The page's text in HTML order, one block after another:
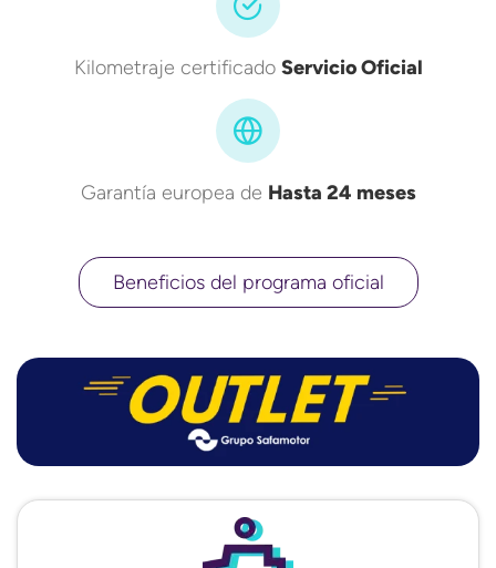
Kilometraje certificado Servicio Oficial
Garantía europea de Hasta 24 meses
Beneficios del programa oficial